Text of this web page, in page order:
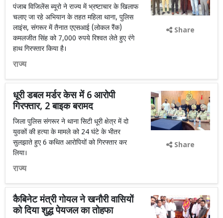
पंजाब विजिलेंस ब्यूरो ने राज्य में भ्रष्टाचार के खिलाफ
चलाए जा रहे अभियान के तहत महिला थाना, पुलिस
लाइंस, संगरूर में तैनात एएसआई (लोकल रैंक)
कमलजीत सिंह को 7,000 रुपये रिश्वत लेते हुए रंगे
हाथ गिरफ्तार किया है।
राज्य
Share
धूरी डबल मर्डर केस में 6 आरोपी
गिरफ्तार, 2 बाइक बरामद
जिला पुलिस संगरूर ने थाना सिटी धूरी क्षेत्र में दो
युवकों की हत्या के मामले को 24 घंटे के भीतर
सुलझाते हुए 6 कथित आरोपियों को गिरफ्तार कर
लिया।
राज्य
Share
कैबिनेट मंत्री गोयल ने खनौरी वासियों
को दिया शुद्ध पेयजल का तोहफा